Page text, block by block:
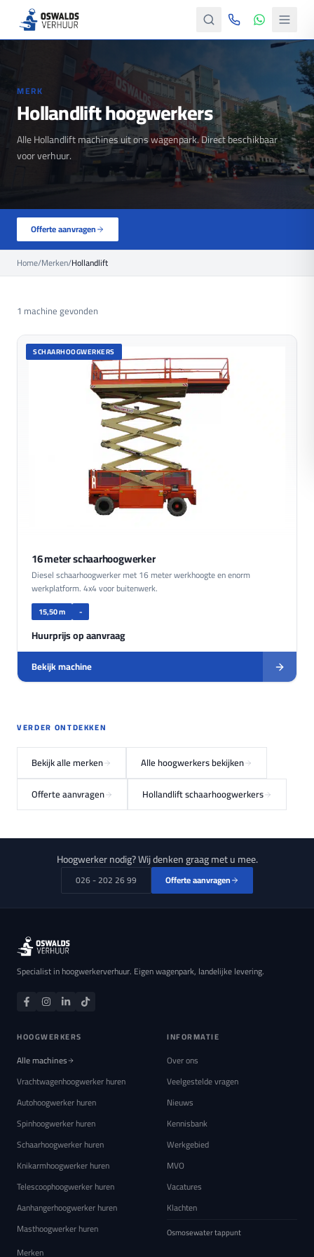
MERK
Hollandlift hoogwerkers
Alle Hollandlift machines uit ons wagenpark. Direct beschikbaar
voor verhuur.
Offerte aanvragen
Home/Merken/Hollandlift
1 machinegevonden
SCHAARHOOGWERKERS
16 meter schaarhoogwerker
Diesel schaarhoogwerker met 16 meter werkhoogte en enorm
werkplatform. 4x4 voor buitenwerk.
15,50 m -
Huurprijs op aanvraag
Bekijk machine
VERDER ONTDEKKEN
Bekijk alle merken
Alle hoogwerkers bekijken
Offerte aanvragen
Hollandlift schaarhoogwerkers
Hoogwerker nodig? Wij denken graag met u mee.
026 - 202 26 99 Offerte aanvragen
Specialist in hoogwerkerverhuur. Eigen wagenpark, landelijke levering.
HOOGWERKERS
Alle machines
Vrachtwagenhoogwerker huren
Autohoogwerker huren
Spinhoogwerker huren
Schaarhoogwerker huren
Knikarmhoogwerker huren
Telescoophoogwerker huren
Aanhangerhoogwerker huren
Masthoogwerker huren
Merken
INFORMATIE
Over ons
Veelgestelde vragen
Nieuws
Kennisbank
Werkgebied
MVO
Vacatures
Klachten
Osmosewater tappunt